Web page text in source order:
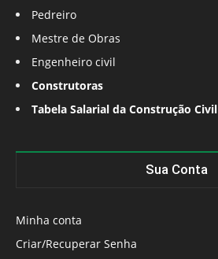
Pedreiro
Mestre de Obras
Engenheiro civil
Construtoras
Tabela Salarial da Construção Civil
Sua Conta
Minha conta
Criar/Recuperar Senha